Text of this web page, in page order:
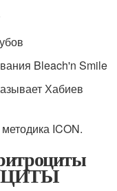
Bleach'n Smile
Хабиев
ICON.